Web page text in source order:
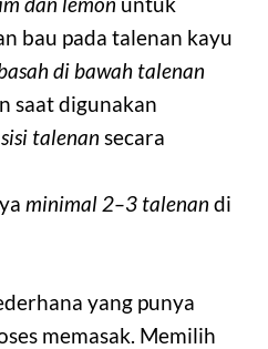
bau pada talenan kayu
di bawah talenan
saat digunakan
talenan secara
minimal 2–3 talenan di
yang punya
memasak. Memilih